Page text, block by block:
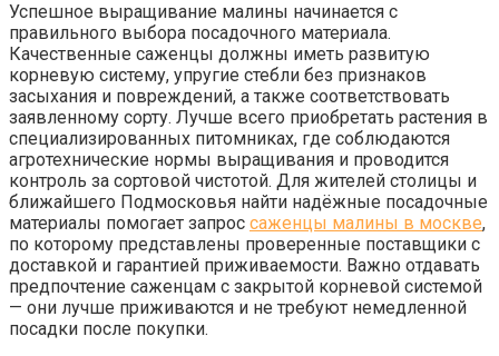
Успешное выращивание малины начинается с
правильного выбора посадочного материала.
Качественные саженцы должны иметь развитую
корневую систему, упругие стебли без признаков
засыхания и повреждений, а также соответствовать
заявленному сорту. Лучше всего приобретать растения в
специализированных питомниках, где соблюдаются
агротехнические нормы выращивания и проводится
контроль за сортовой чистотой. Для жителей столицы и
ближайшего Подмосковья найти надёжные посадочные
материалы помогает запрос саженцы малины в москве,
по которому представлены проверенные поставщики с
доставкой и гарантией приживаемости. Важно отдавать
предпочтение саженцам с закрытой корневой системой
— они лучше приживаются и не требуют немедленной
посадки после покупки.